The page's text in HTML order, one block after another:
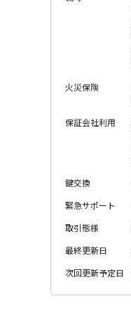
火災保険
保証会社利用
鍵交換
緊急サポート
取引態様
最終更新日
次回更新予定日